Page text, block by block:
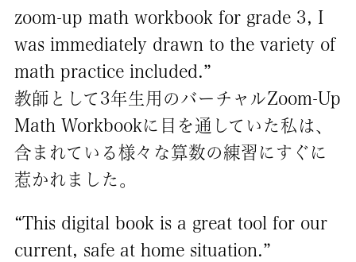
zoom-up math workbook for grade 3, I
was immediately drawn to the variety of
math practice included.”
教師として3年生用のバーチャルZoom-Up
Math Workbookに目を通していた私は、
含まれている様々な算数の練習にすぐに
惹かれました。
“This digital book is a great tool for our
current, safe at home situation.”